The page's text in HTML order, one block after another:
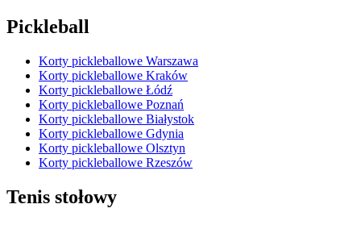
Pickleball
Korty pickleballowe Warszawa
Korty pickleballowe Kraków
Korty pickleballowe Łódź
Korty pickleballowe Poznań
Korty pickleballowe Białystok
Korty pickleballowe Gdynia
Korty pickleballowe Olsztyn
Korty pickleballowe Rzeszów
Tenis stołowy